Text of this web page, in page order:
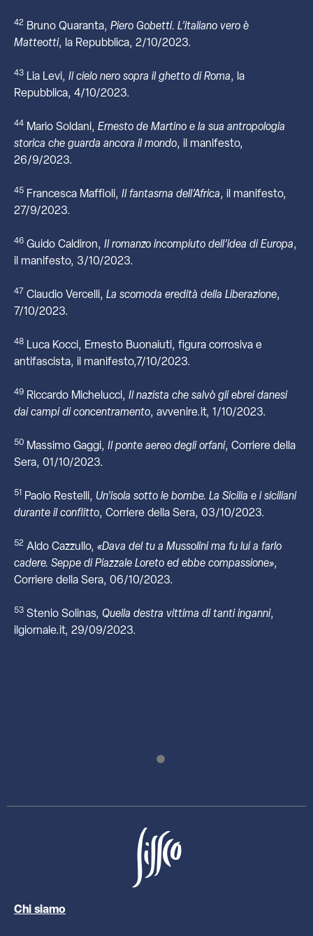
42 Bruno Quaranta, Piero Gobetti. L’italiano vero è
Matteotti, la Repubblica, 2/10/2023.
43 Lia Levi, Il cielo nero sopra il ghetto di Roma, la
Repubblica, 4/10/2023.
44 Mario Soldani, Ernesto de Martino e la sua antropologia
storica che guarda ancora il mondo, il manifesto,
26/9/2023.
45 Francesca Maffioli, Il fantasma dell’Africa, il manifesto,
27/9/2023.
46 Guido Caldiron, Il romanzo incompiuto dell’idea di Europa,
il manifesto, 3/10/2023.
47 Claudio Vercelli, La scomoda eredità della Liberazione,
7/10/2023.
48 Luca Kocci, Ernesto Buonaiuti, figura corrosiva e
antifascista, il manifesto,7/10/2023.
49 Riccardo Michelucci, Il nazista che salvò gli ebrei danesi
dai campi di concentramento, avvenire.it, 1/10/2023.
50 Massimo Gaggi, Il ponte aereo degli orfani, Corriere della
Sera, 01/10/2023.
51 Paolo Restelli, Un’isola sotto le bombe. La Sicilia e i siciliani
durante il conflitto, Corriere della Sera, 03/10/2023.
52 Aldo Cazzullo, «Dava del tu a Mussolini ma fu lui a farlo
cadere. Seppe di Piazzale Loreto ed ebbe compassione»,
Corriere della Sera, 06/10/2023.
53 Stenio Solinas, Quella destra vittima di tanti inganni,
ilgiornale.it, 29/09/2023.
Chi siamo